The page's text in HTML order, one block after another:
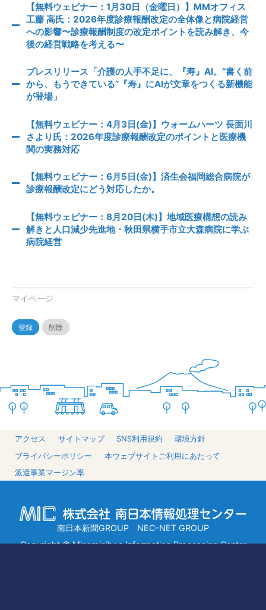
【無料ウェビナー：1月30日（金曜日）】MMオフィス
工藤 高氏：2026年度診療報酬改定の全体像と病院経営
への影響〜診療報酬制度の改定ポイントを読み解き、今
後の経営戦略を考える〜
プレスリリース「介護の人手不足に、『寿』AI。“書く前
から、もうできている”『寿』にAIが文章をつくる新機能
が登場」
【無料ウェビナー：4月3日(金)】ウォームハーツ 長面川
さより氏：2026年度診療報酬改定のポイントと医療機
関の実務対応
【無料ウェビナー：6月5日(金)】済生会福岡総合病院が
診療報酬改定にどう対応したか。
【無料ウェビナー：8月20日(木)】地域医療構想の読み
解きと人口減少先進地・秋田県横手市立大森病院に学ぶ
病院経営
マイページ
登録 削除
アクセス サイトマップ SNS利用規約
環境方針
プライバシーポリシー
本ウェブサイトご利用にあたって
派遣事業マージン率
南日本新聞GROUP NEC-NET GROUP
Copyright © Minaminihon Information Processing Center